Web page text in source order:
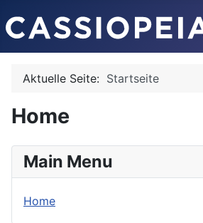
Aktuelle Seite: Startseite
Home
Main Menu
Home